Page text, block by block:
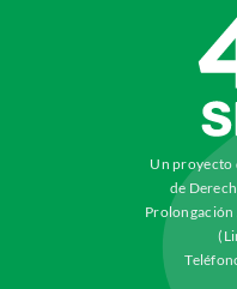
Un proyecto
de
Prolongación